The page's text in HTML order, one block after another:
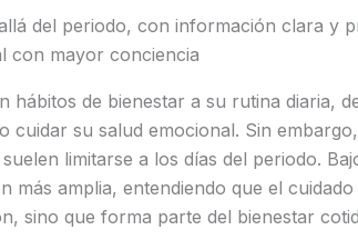
del periodo, con información clara y
con mayor conciencia
hábitos de bienestar a su rutina diaria,
cuidar su salud emocional. Sin
limitarse a los días del periodo.
más amplia, entendiendo que el
sino que forma parte del bienestar